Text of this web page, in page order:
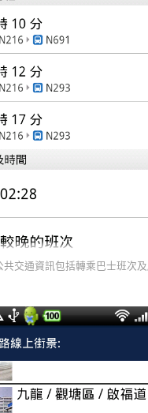
共交通資訊包括轉乘巴士班次